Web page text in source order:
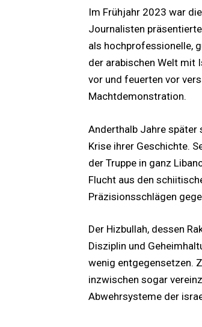
Im Frühjahr 2023 war
Journalisten
als hochprofessionelle,
der arabischen Welt mit
vor und feuerten vor
Machtdemonstration.
Anderthalb Jahre
Krise ihrer Geschichte.
der Truppe in ganz
Flucht aus den
Präzisionsschlägen
Der Hizbullah, dessen
Disziplin und
wenig entgegensetzen.
inzwischen sogar
Abwehrsysteme der